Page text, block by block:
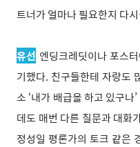
트너가 얼마나 필요한지 다
유선 엔딩크레딧이나 포스
기했다. 친구들한테 자랑도
소 ‘내가 배급을 하고 있구나
데도 매번 다른 질문과 대화
정성일 평론가의 토크 같은